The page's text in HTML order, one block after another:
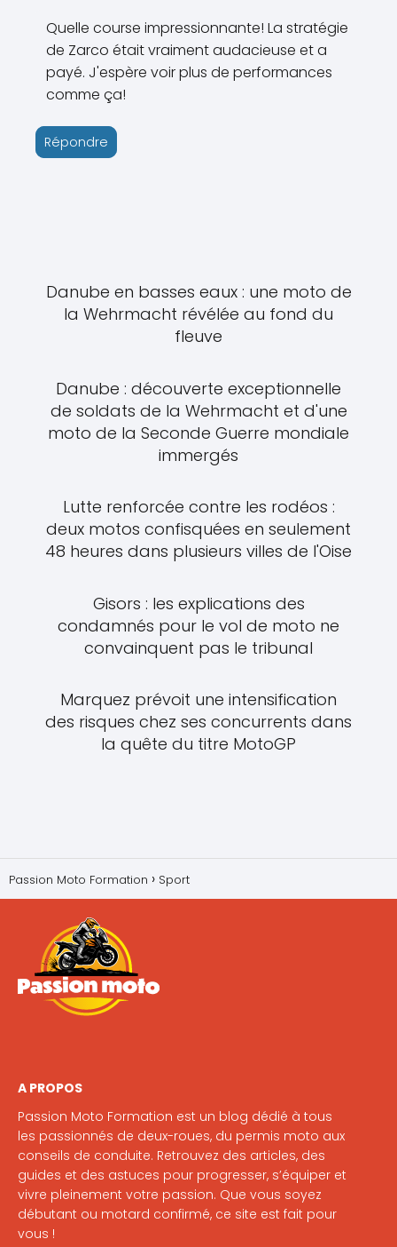
Quelle course impressionnante! La stratégie
de Zarco était vraiment audacieuse et a
payé. J'espère voir plus de performances
comme ça!
Répondre
Danube en basses eaux : une moto de
la Wehrmacht révélée au fond du
fleuve
Danube : découverte exceptionnelle
de soldats de la Wehrmacht et d'une
moto de la Seconde Guerre mondiale
immergés
Lutte renforcée contre les rodéos :
deux motos confisquées en seulement
48 heures dans plusieurs villes de l'Oise
Gisors : les explications des
condamnés pour le vol de moto ne
convainquent pas le tribunal
Marquez prévoit une intensification
des risques chez ses concurrents dans
la quête du titre MotoGP
Passion Moto Formation Sport
A PROPOS
Passion Moto Formation est un blog dédié à tous
les passionnés de deux-roues, du permis moto aux
conseils de conduite. Retrouvez des articles, des
guides et des astuces pour progresser, s’équiper et
vivre pleinement votre passion. Que vous soyez
débutant ou motard confirmé, ce site est fait pour
vous !